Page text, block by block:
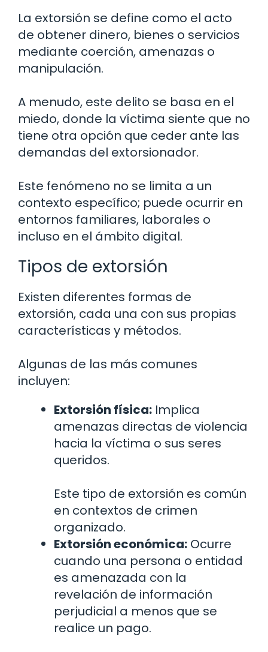
La extorsión se define como el acto
de obtener dinero, bienes o servicios
mediante coerción, amenazas o
manipulación.
A menudo, este delito se basa en el
miedo, donde la víctima siente que no
tiene otra opción que ceder ante las
demandas del extorsionador.
Este fenómeno no se limita a un
contexto específico; puede ocurrir en
entornos familiares, laborales o
incluso en el ámbito digital.
Tipos de extorsión
Existen diferentes formas de
extorsión, cada una con sus propias
características y métodos.
Algunas de las más comunes
incluyen:
Extorsión física: Implica
amenazas directas de violencia
hacia la víctima o sus seres
queridos.
Este tipo de extorsión es común
en contextos de crimen
organizado.
Extorsión económica: Ocurre
cuando una persona o entidad
es amenazada con la
revelación de información
perjudicial a menos que se
realice un pago.